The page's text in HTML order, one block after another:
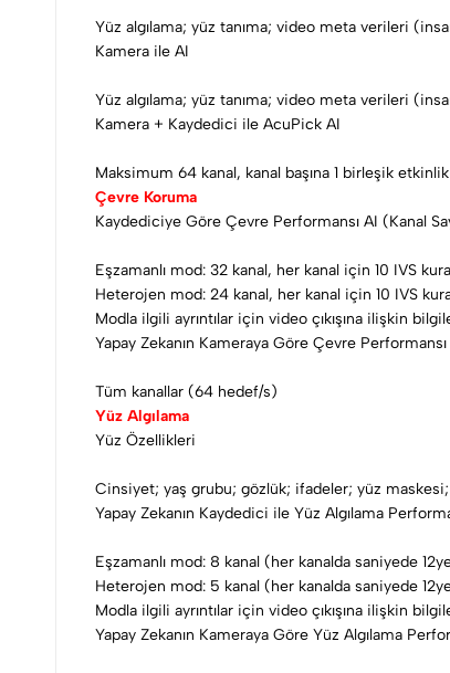
Yüz algılama; yüz tanıma; video meta verileri
Kamera ile AI
Yüz algılama; yüz tanıma; video meta verileri
Kamera + Kaydedici ile AcuPick AI
Maksimum 64 kanal, kanal başına 1 birleşik etkinlik
Çevre Koruma
Kaydediciye Göre Çevre Performansı AI (Kanal
Eşzamanlı mod: 32 kanal, her kanal için 10 IVS
Heterojen mod: 24 kanal, her kanal için 10 IVS
Modla ilgili ayrıntılar için video çıkışına ilişkin
Yapay Zekanın Kameraya Göre Çevre Performansı
Tüm kanallar (64 hedef/s)
Yüz Algılama
Yüz Özellikleri
Cinsiyet; yaş grubu; gözlük; ifadeler; yüz maskesi;
Yapay Zekanın Kaydedici ile Yüz Algılama
Eşzamanlı mod: 8 kanal (her kanalda saniyede
Heterojen mod: 5 kanal (her kanalda saniyede
Modla ilgili ayrıntılar için video çıkışına ilişkin
Yapay Zekanın Kameraya Göre Yüz Algılama